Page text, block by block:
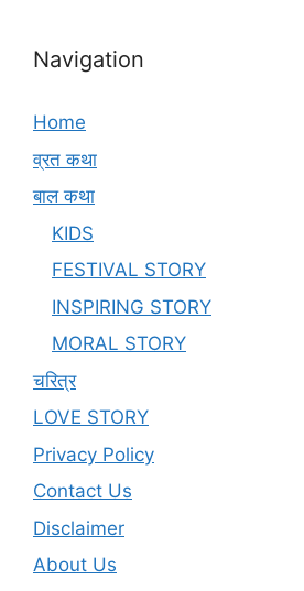
Navigation
Home
व्रत कथा
बाल कथा
KIDS
FESTIVAL STORY
INSPIRING STORY
MORAL STORY
चरित्र
LOVE STORY
Privacy Policy
Contact Us
Disclaimer
About Us